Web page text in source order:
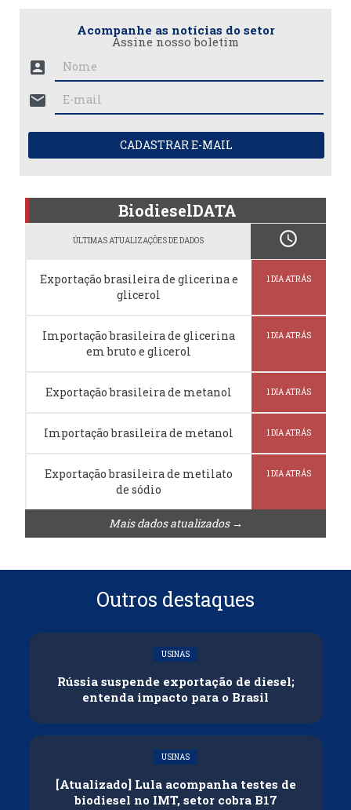
Acompanhe as notícias do setor
Assine nosso boletim
account_box
mail
CADASTRAR E-MAIL
BiodieselDATA
ÚLTIMAS ATUALIZAÇÕES DE DADOS schedule
Exportação brasileira de glicerina e
glicerol
1 DIA ATRÁS
Importação brasileira de glicerina
em bruto e glicerol
1 DIA ATRÁS
Exportação brasileira de metanol 1 DIA ATRÁS
Importação brasileira de metanol 1 DIA ATRÁS
Exportação brasileira de metilato
de sódio
1 DIA ATRÁS
Mais dados atualizados →
Outros destaques
USINAS
Rússia suspende exportação de diesel;
entenda impacto para o Brasil
USINAS
[Atualizado] Lula acompanha testes de
biodiesel no IMT, setor cobra B17